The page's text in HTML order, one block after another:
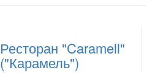
Ресторан "Caramell"
("Карамель")